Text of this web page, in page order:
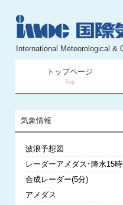
International Meteorological &
トップページ
Top
気象情報
波浪予想図
レーダーアメダス･降水15
合成レーダー(5分)
アメダス